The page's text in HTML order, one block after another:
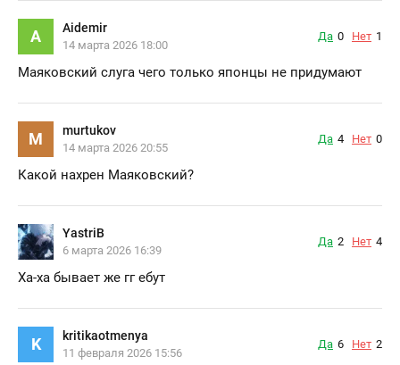
A Aidemir
14 марта 2026 18:00
Да 0 Нет 1
Маяковский слуга чего только японцы не придумают
M murtukov
14 марта 2026 20:55
Да 4 Нет 0
Какой нахрен Маяковский?
YastriB
6 марта 2026 16:39
Да 2 Нет 4
Ха-ха бывает же гг ебут
K kritikaotmenya
11 февраля 2026 15:56
Да 6 Нет 2